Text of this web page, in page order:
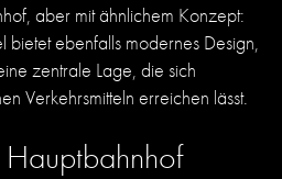
aber mit ähnlichem Konzept:
bietet ebenfalls modernes Design,
zentrale Lage, die sich
Verkehrsmitteln erreichen lässt.